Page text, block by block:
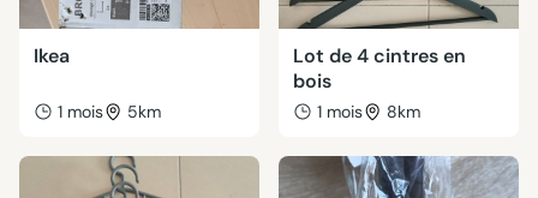
Ikea
1 mois 5km
Lot de 4 cintres en
bois
1 mois 8km